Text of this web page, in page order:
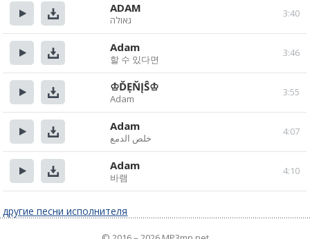
Прослушать
Скачать
3:40
ADAM
גאולה
Прослушать
Скачать
3:46
Adam
할 수 있다면
Прослушать
Скачать
3:55
♔ĎẸŇĮŜ♔
Adam
Прослушать
Скачать
4:07
Adam
خلص الدمع
Прослушать
Скачать
4:10
Adam
바램
другие песни исполнителя